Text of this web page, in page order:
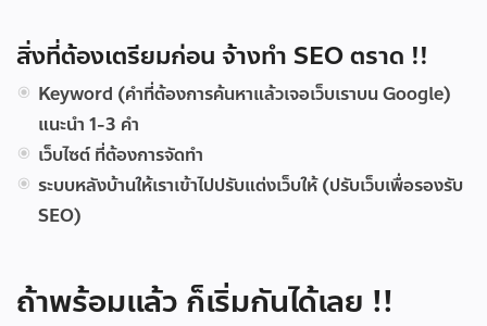
สิ่งที่ต้องเตรียมก่อน จ้างทำ SEO ตราด !!
Keyword (คำที่ต้องการค้นหาแล้วเจอเว็บเราบน Google)
แนะนำ 1-3 คำ
เว็บไซต์ ที่ต้องการจัดทำ
ระบบหลังบ้านให้เราเข้าไปปรับแต่งเว็บให้ (ปรับเว็บเพื่อรองรับ
SEO)
ถ้าพร้อมแล้ว ก็เริ่มกันได้เลย !!